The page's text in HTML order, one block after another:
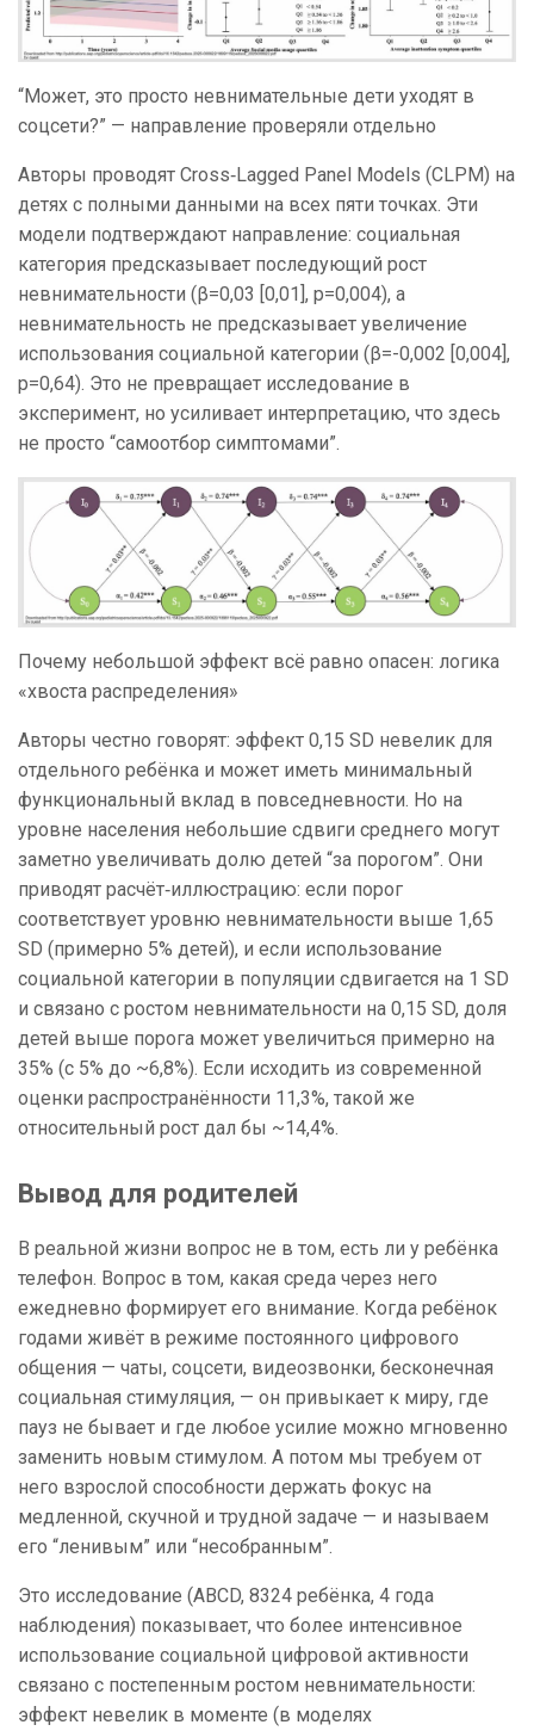
“Может, это просто невнимательные дети уходят в
соцсети?” — направление проверяли отдельно
Авторы проводят Cross‑Lagged Panel Models (CLPM) на
детях с полными данными на всех пяти точках. Эти
модели подтверждают направление: социальная
категория предсказывает последующий рост
невнимательности (β=0,03 [0,01], p=0,004), а
невнимательность не предсказывает увеличение
использования социальной категории (β=-0,002 [0,004],
p=0,64). Это не превращает исследование в
эксперимент, но усиливает интерпретацию, что здесь
не просто “самоотбор симптомами”.
Почему небольшой эффект всё равно опасен: логика
«хвоста распределения»
Авторы честно говорят: эффект 0,15 SD невелик для
отдельного ребёнка и может иметь минимальный
функциональный вклад в повседневности. Но на
уровне населения небольшие сдвиги среднего могут
заметно увеличивать долю детей “за порогом”. Они
приводят расчёт‑иллюстрацию: если порог
соответствует уровню невнимательности выше 1,65
SD (примерно 5% детей), и если использование
социальной категории в популяции сдвигается на 1 SD
и связано с ростом невнимательности на 0,15 SD, доля
детей выше порога может увеличиться примерно на
35% (с 5% до ~6,8%). Если исходить из современной
оценки распространённости 11,3%, такой же
относительный рост дал бы ~14,4%.
Вывод для родителей
В реальной жизни вопрос не в том, есть ли у ребёнка
телефон. Вопрос в том, какая среда через него
ежедневно формирует его внимание. Когда ребёнок
годами живёт в режиме постоянного цифрового
общения — чаты, соцсети, видеозвонки, бесконечная
социальная стимуляция, — он привыкает к миру, где
пауз не бывает и где любое усилие можно мгновенно
заменить новым стимулом. А потом мы требуем от
него взрослой способности держать фокус на
медленной, скучной и трудной задаче — и называем
его “ленивым” или “несобранным”.
Это исследование (ABCD, 8324 ребёнка, 4 года
наблюдения) показывает, что более интенсивное
использование социальной цифровой активности
связано с постепенным ростом невнимательности:
эффект невелик в моменте (в моделях